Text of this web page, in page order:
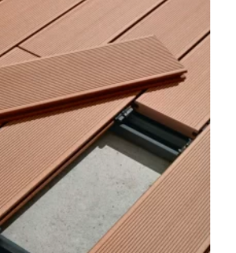
16"
1 tela
más productos